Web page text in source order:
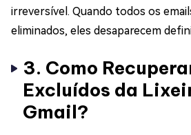
irreversível. Quando todos os
eliminados, eles desaparecem
3. Como
Excluídos da
Gmail?